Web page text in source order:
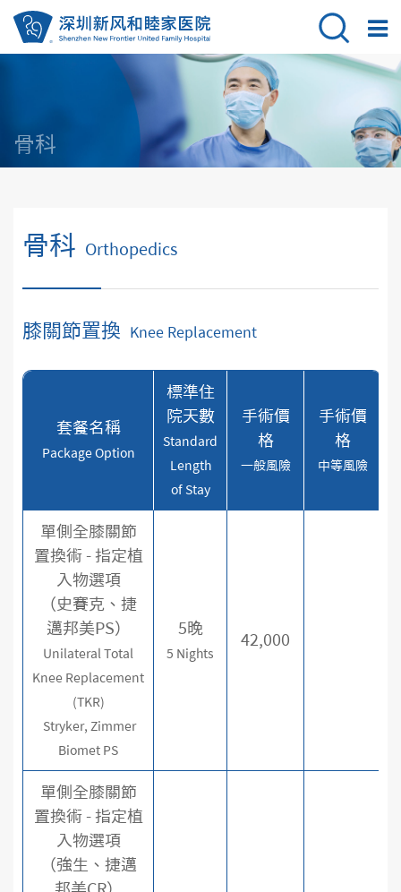
骨科
骨科 Orthopedics
膝關節置換 Knee Replacement
套餐名稱
Package Option
標準住
院天數
Standard
Length
of Stay
手術價
格
一般風險
手術價
格
中等風險
單側全膝關節
置換術 - 指定植
入物選項
（史賽克、捷
邁邦美PS）
Unilateral Total
Knee Replacement
(TKR)
Stryker, Zimmer
Biomet PS
5晚
5 Nights
42,000
單側全膝關節
置換術 - 指定植
入物選項
（強生、捷邁
邦美CR）